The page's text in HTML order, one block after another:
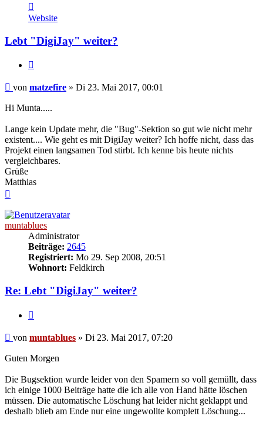
von
matzefire
Website
Lebt "DigiJay" weiter?
Beitrag
von matzefire » Di 23. Mai 2017, 00:01
Hi Munta.....
Lange kein Update mehr, die "Bug"-Sektion so gut wie nicht mehr
existent.... Wie geht es mit DigiJay weiter? Ich hoffe nicht, dass das
Projekt einen langsamen Tod stirbt. Ich kenne bis heute nichts
vergleichbares.
Grüße
Matthias
muntablues
Administrator
Beiträge: 2645
Registriert: Mo 29. Sep 2008, 20:51
Wohnort: Feldkirch
Re: Lebt "DigiJay" weiter?
Beitrag
von muntablues » Di 23. Mai 2017, 07:20
Guten Morgen
Die Bugsektion wurde leider von den Spamern so voll gemüllt, dass
ich einige 1000 Beiträge hatte die ich alle von Hand hätte löschen
müssen. Die automatische Löschung hat leider nicht geklappt und
deshalb blieb am Ende nur eine ungewollte komplett Löschung...